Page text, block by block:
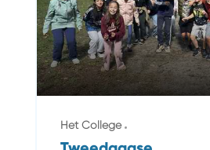
Het College